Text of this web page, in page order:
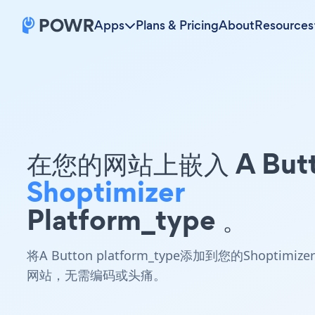
Apps Plans & PricingAboutResources
在您的网站上嵌入 A
Shoptimizer
Platform_type 。
将A Button platform_type添加到您的Shoptimizer
网站，无需编码或头痛。